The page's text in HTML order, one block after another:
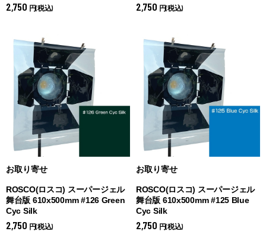
2,750 円(税込) 2,750 円(税込)
お取り寄せ
ROSCO(ロスコ) スーパージェル
舞台版 610x500mm #126 Green
Cyc Silk
2,750 円(税込)
お取り寄せ
ROSCO(ロスコ) スーパージェル
舞台版 610x500mm #125 Blue
Cyc Silk
2,750 円(税込)